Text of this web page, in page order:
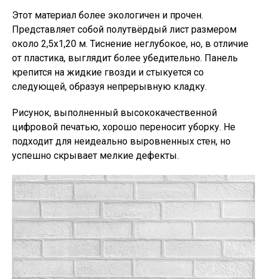
Этот материал более экологичен и прочен.
Представляет собой полутвёрдый лист размером
около 2,5х1,20 м. Тиснение неглубокое, но, в отличие
от пластика, выглядит более убедительно. Панель
крепится на жидкие гвозди и стыкуется со
следующей, образуя непрерывную кладку.
Рисунок, выполненный высококачественной
цифровой печатью, хорошо переносит уборку. Не
подходит для неидеально выровненных стен, но
успешно скрывает мелкие дефекты.